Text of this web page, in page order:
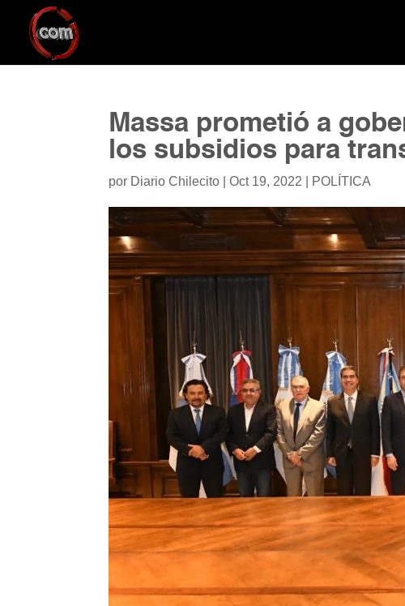
Massa prometió a
los subsidios para
por Diario Chilecito |Oct 19, 2022 POLÍTICA